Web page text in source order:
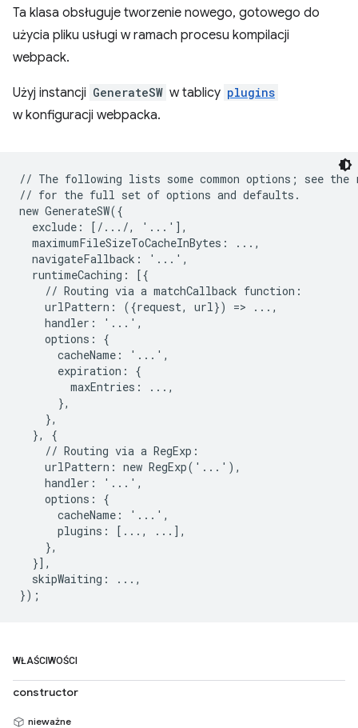
Ta klasa obsługuje tworzenie nowego, gotowego do
użycia pliku usługi w ramach procesu kompilacji
webpack.
Użyj instancji GenerateSW w tablicy plugins
w konfiguracji webpacka.
// The following lists some common options; see the
// for the full set of options and defaults.
new GenerateSW({
  exclude: [/.../, '...'],
  maximumFileSizeToCacheInBytes: ...,
  navigateFallback: '...',
  runtimeCaching: [{
    // Routing via a matchCallback function:
    urlPattern: ({request, url}) => ...,
    handler: '...',
    options: {
      cacheName: '...',
      expiration: {
        maxEntries: ...,
      },
    },
  }, {
    // Routing via a RegExp:
    urlPattern: new RegExp('...'),
    handler: '...',
    options: {
      cacheName: '...',
      plugins: [..., ...],
    },
  }],
  skipWaiting: ...,
WŁAŚCIWOŚCI
constructor
nieważne